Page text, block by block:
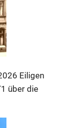
Eiligen
über die